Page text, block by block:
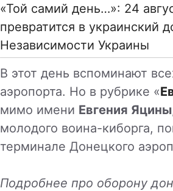
«Той самий день…»: 24
превратится в украинский
Независимости Украины
В этот день вспоминают
аэропорта. Но в рубрике «
мимо имени Евгения Яцины
молодого воина-киборга,
терминале Донецкого
Подробнее про оборону